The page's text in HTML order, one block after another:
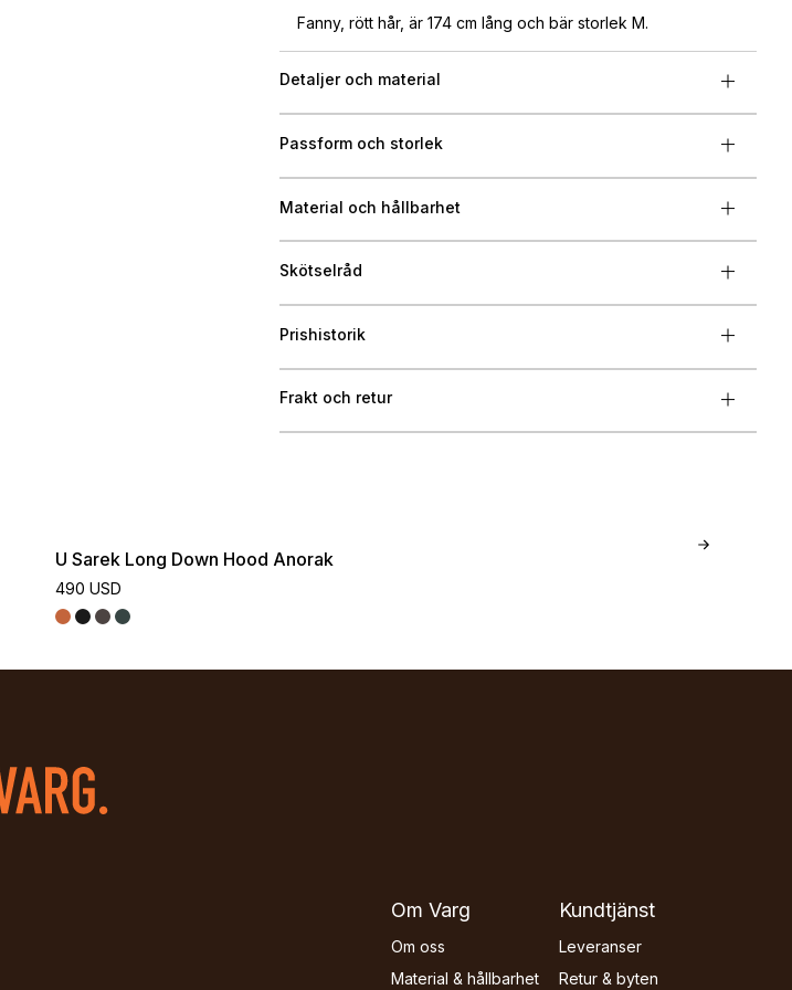
Fanny, rött hår, är 174 cm lång och bär storlek M.
Detaljer och material
Passform och storlek
Material och hållbarhet
Skötselråd
Prishistorik
Frakt och retur
U Sarek Long Down Hood Anorak
490 USD
Om Varg
Om oss
Material & hållbarhet
Kundtjänst
Leveranser
Retur & byten